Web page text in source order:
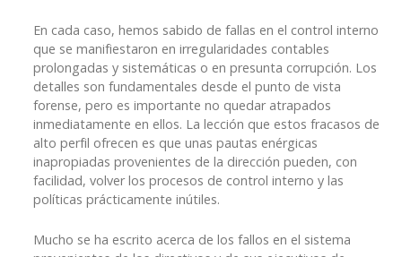
En cada caso, hemos sabido de fallas en el control interno
que se manifiestaron en irregularidades contables
prolongadas y sistemáticas o en presunta corrupción. Los
detalles son fundamentales desde el punto de vista
forense, pero es importante no quedar atrapados
inmediatamente en ellos. La lección que estos fracasos de
alto perfil ofrecen es que unas pautas enérgicas
inapropiadas provenientes de la dirección pueden, con
facilidad, volver los procesos de control interno y las
políticas prácticamente inútiles.
Mucho se ha escrito acerca de los fallos en el sistema